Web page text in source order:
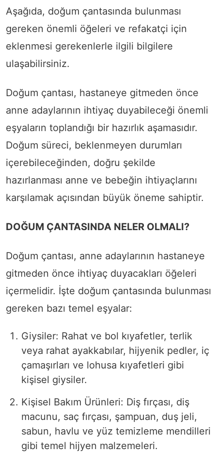
Aşağıda, doğum çantasında bulunması
gereken önemli öğeleri ve refakatçi için
eklenmesi gerekenlerle ilgili bilgilere
ulaşabilirsiniz.
Doğum çantası, hastaneye gitmeden önce
anne adaylarının ihtiyaç duyabileceği önemli
eşyaların toplandığı bir hazırlık aşamasıdır.
Doğum süreci, beklenmeyen durumları
içerebileceğinden, doğru şekilde
hazırlanması anne ve bebeğin ihtiyaçlarını
karşılamak açısından büyük öneme sahiptir.
DOĞUM ÇANTASINDA NELER OLMALI?
Doğum çantası, anne adaylarının hastaneye
gitmeden önce ihtiyaç duyacakları öğeleri
içermelidir. İşte doğum çantasında bulunması
gereken bazı temel eşyalar:
Giysiler: Rahat ve bol kıyafetler, terlik
veya rahat ayakkabılar, hijyenik pedler, iç
çamaşırları ve lohusa kıyafetleri gibi
kişisel giysiler.
Kişisel Bakım Ürünleri: Diş fırçası, diş
macunu, saç fırçası, şampuan, duş jeli,
sabun, havlu ve yüz temizleme mendilleri
gibi temel hijyen malzemeleri.